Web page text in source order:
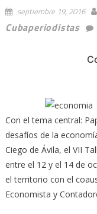
septiembre 19, 2016
Cubaperiodistas
Con el tema central:
desafíos de la
Ciego de Ávila, el VII
entre el 12 y el 14 de
el territorio con el
Economista y